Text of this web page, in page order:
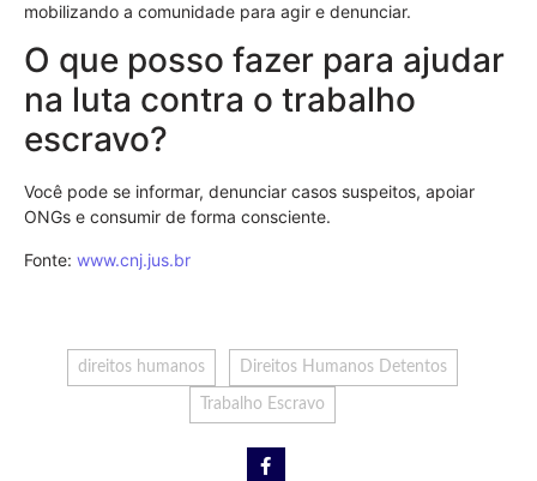
mobilizando a comunidade para agir e denunciar.
O que posso fazer para ajudar
na luta contra o trabalho
escravo?
Você pode se informar, denunciar casos suspeitos, apoiar
ONGs e consumir de forma consciente.
Fonte: www.cnj.jus.br
direitos humanos Direitos Humanos Detentos
Trabalho Escravo